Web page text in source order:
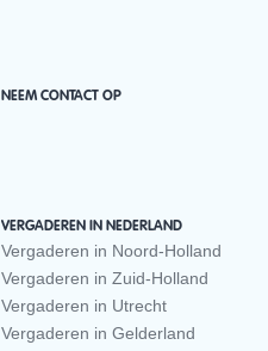
NEEM CONTACT OP
VERGADEREN IN NEDERLAND
Vergaderen in Noord-Holland
Vergaderen in Zuid-Holland
Vergaderen in Utrecht
Vergaderen in Gelderland